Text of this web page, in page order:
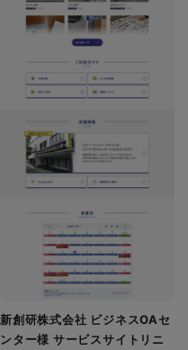
新創研株式会社 ビジネスOAセ
ンター様 サービスサイトリニ